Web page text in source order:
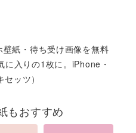
紙・待ち受け画像を無料
に入りの1枚に。iPhone・
ッツ）
もおすすめ